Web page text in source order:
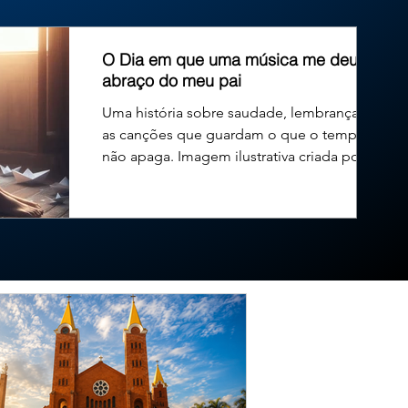
O Dia em que uma música me deu um
abraço do meu pai
Uma história sobre saudade, lembranças e
as canções que guardam o que o tempo
não apaga. Imagem ilustrativa criada por